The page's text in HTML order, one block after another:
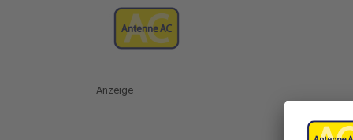
Anzeige